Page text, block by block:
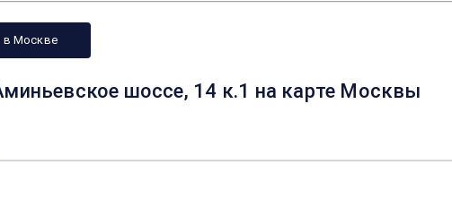
в Москве
шоссе, 14 к.1 на карте Москвы